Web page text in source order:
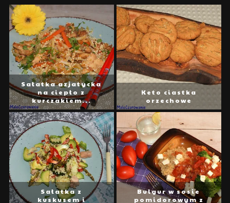
Sałatka azjatycka
na ciepło z
kurczakiem...
Keto ciastka
orzechowe
Sałatka z
kuskusem i
Bulgur w sosie
pomidorowym z